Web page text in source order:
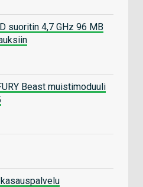
suoritin 4,7 GHz 96 MB
Beast muistimoduuli